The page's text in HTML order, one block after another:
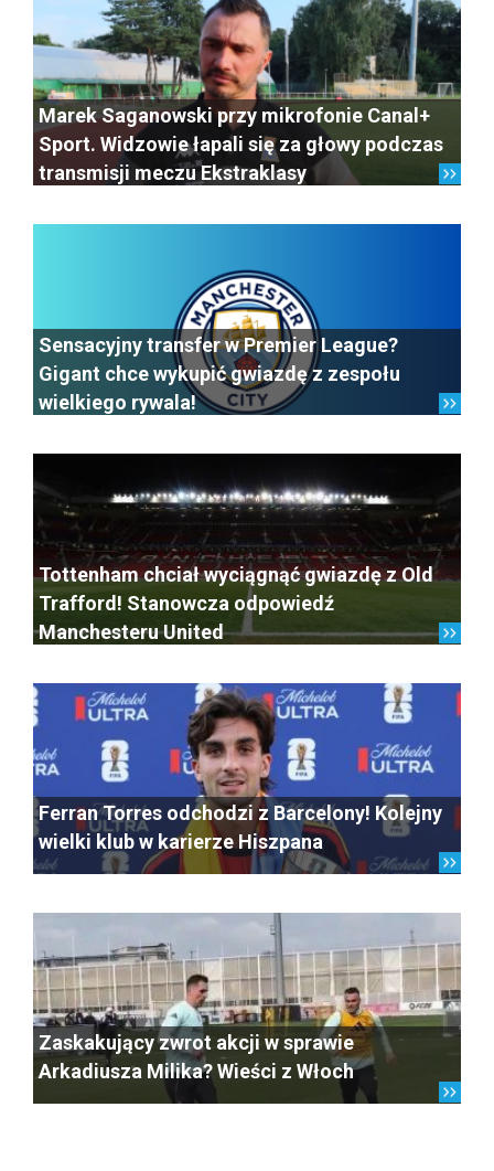
Marek Saganowski przy mikrofonie Canal+
Sport. Widzowie łapali się za głowy podczas
transmisji meczu Ekstraklasy
Sensacyjny transfer w Premier League?
Gigant chce wykupić gwiazdę z zespołu
wielkiego rywala!
Tottenham chciał wyciągnąć gwiazdę z Old
Trafford! Stanowcza odpowiedź
Manchesteru United
Ferran Torres odchodzi z Barcelony! Kolejny
wielki klub w karierze Hiszpana
Zaskakujący zwrot akcji w sprawie
Arkadiusza Milika? Wieści z Włoch